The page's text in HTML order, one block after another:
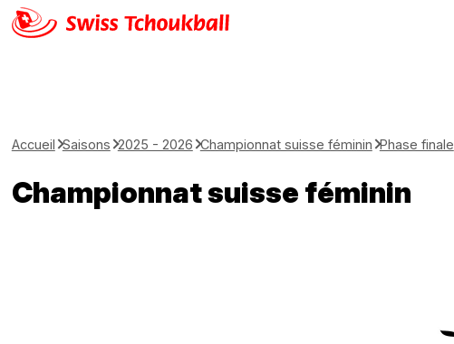
Accueil Saisons 2025 - 2026 Championnat suisse féminin Phase finale
Championnat suisse féminin